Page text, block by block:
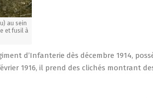
au sein
et fusil à
d’Infanterie dès décembre 1914,
1916, il prend des clichés